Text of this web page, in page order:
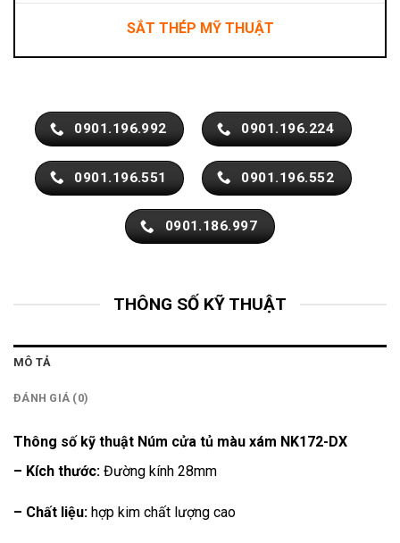
SẮT THÉP MỸ THUẬT
0901.196.992 0901.196.224
0901.196.551 0901.196.552
0901.186.997
THÔNG SỐ KỸ THUẬT
MÔ TẢ
ĐÁNH GIÁ (0)
Thông số kỹ thuật Núm cửa tủ màu xám NK172-DX
– Kích thước: Đường kính 28mm
– Chất liệu: hợp kim chất lượng cao